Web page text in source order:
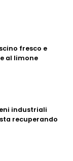
fresco e
al limone
industriali
recuperando